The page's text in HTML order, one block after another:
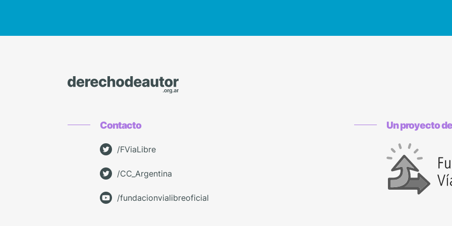
Contacto
/FViaLibre
/CC_Argentina
/fundacionvialibreoficial
Un proyecto de